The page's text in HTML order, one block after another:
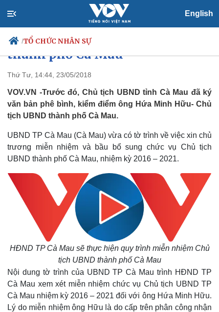
English
/TỔ CHỨC NHÂN SỰ
Chính trị
Đảng
Tổ chức nhân sự
Nhận diện sự thật
Xã hội
Tin 24h
Dấu ấn VOV
Việc làm
Biển đảo
Xin miễn nhiệm Chủ tịch UBND
thành phố Cà Mau
Thứ Tư, 14:44, 23/05/2018
VOV.VN -Trước đó, Chủ tịch UBND tỉnh Cà Mau đã ký
văn bản phê bình, kiểm điểm ông Hứa Minh Hữu- Chủ
tịch UBND thành phố Cà Mau.
UBND TP Cà Mau (Cà Mau) vừa có tờ trình về việc xin chủ
trương miễn nhiệm và bầu bổ sung chức vụ Chủ tịch
UBND thành phố Cà Mau, nhiệm kỳ 2016 – 2021.
HĐND TP Cà Mau sẽ thực hiện quy trình miễn nhiệm Chủ
tịch UBND thành phố Cà Mau
Nội dung tờ trình của UBND TP Cà Mau trình HĐND TP
Cà Mau xem xét miễn nhiệm chức vụ Chủ tịch UBND TP
Cà Mau nhiệm kỳ 2016 – 2021 đối với ông Hứa Minh Hữu.
Lý do miễn nhiệm ông Hữu là do cấp trên phân công nhận